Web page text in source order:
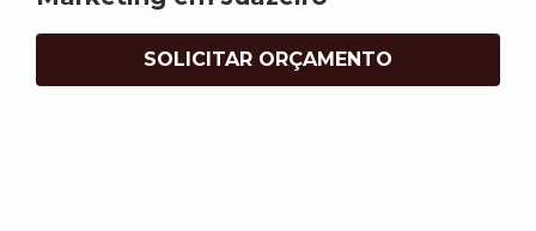
SOLICITAR ORÇAMENTO